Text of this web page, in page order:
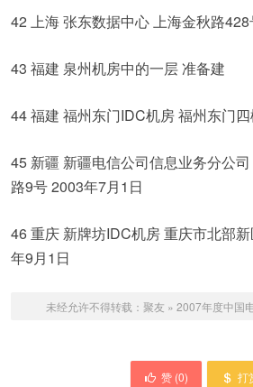
42 上海 张东数据中心 上海金秋路
43 福建 泉州机房中的一层 准备建
44 福建 福州东门IDC机房 福州东门
45 新疆 新疆电信公司信息业务分公
路9号 2003年7月1日
46 重庆 新牌坊IDC机房 重庆市北部
年9月1日
未经允许不得转载： 聚友 » 2007年度中国
赞 (0) 打